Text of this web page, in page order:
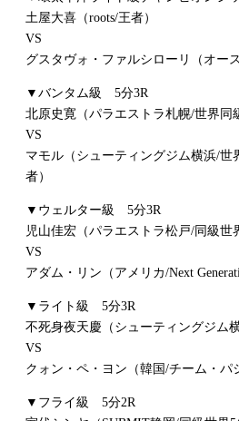
土屋大喜（roots/王者）
VS
グスタヴォ・ファルシローリ（オー
▼バンタム級 5分3R
北原史寛（パラエストラ札幌/世界同
VS
マモル（シューティングジム横浜/
者）
▼ウェルター級 5分3R
児山佳宏（パラエストラ松戸/同級世
VS
アダム・リン（アメリカ/Next
▼ライト級 5分3R
不死身夜天慶（シューティングジム
VS
クォン・ペ・ヨン（韓国/チーム・パ
▼フライ級 5分2R